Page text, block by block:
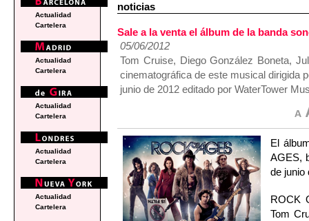
noticias
Sale a la venta el álbum de la banda
05/06/2012
Tom Cruise, Diego González Boneta,
cinematográfica de este musical dirigida
junio de 2012 editado por WaterTower
El
AGES,
de junio
ROCK
Tom
Actualidad
Cartelera
Actualidad
Cartelera
Actualidad
Cartelera
Actualidad
Cartelera
Actualidad
Cartelera